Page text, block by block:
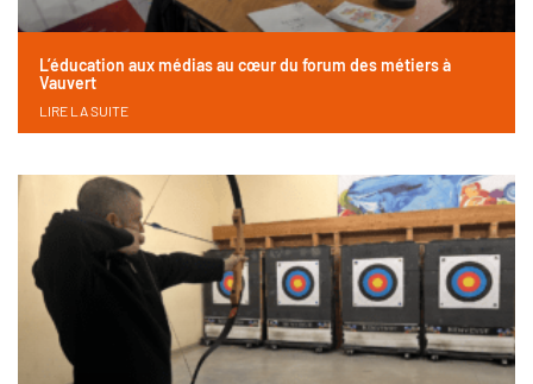
L’éducation aux médias au cœur du forum des métiers à
Vauvert
LIRE LA SUITE